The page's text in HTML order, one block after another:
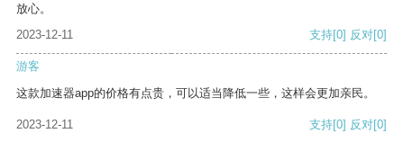
放心。
2023-12-11
支持[0] 反对[0]
游客
这款加速器app的价格有点贵，可以适当降低一些，这样会更加亲民。
2023-12-11 支持[0] 反对[0]